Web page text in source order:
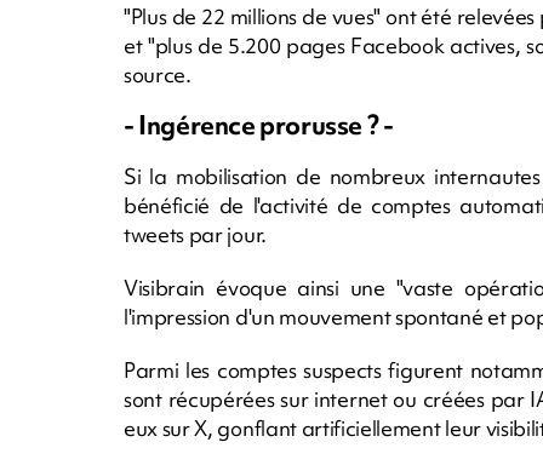
"Plus de 22 millions de vues" ont été
et "plus de 5.200 pages Facebook actives,
source.
- Ingérence prorusse ? -
Si la mobilisation de nombreux
bénéficié de l'activité de comptes
tweets par jour.
Visibrain évoque ainsi une "vaste
l'impression d'un mouvement spontané et
Parmi les comptes suspects figurent
sont récupérées sur internet ou créées par
eux sur X, gonflant artificiellement leur